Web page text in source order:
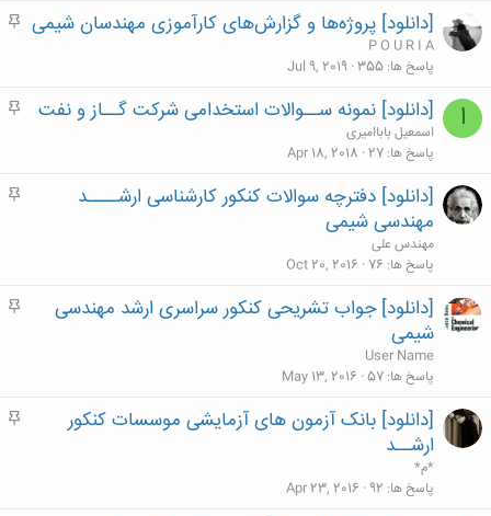
م
[دانلود] پروژه‌ها و گزارش‌های کارآموزی مهندسان شیمی
P O U R I A
پاسخ ها 355
Jul 9, 2019
ا
م
[دانلود] نمونه ســوالات استخدامی شرکت گــاز و نفت
اسمعیل باباامیری
پاسخ ها 27
Apr 18, 2018
م
[دانلود] دفترچه سوالات کنکور کارشناسی ارشــــد
مهندسی شیمی
مهندس علی
پاسخ ها 76
Oct 20, 2016
م
[دانلود] جواب تشریحی کنکور سراسری ارشد مهندسی
شیمی
User Name
پاسخ ها 57
May 13, 2016
م
[دانلود] بانک آزمون های آزمایشی موسسات کنکور
ارشــد
*م*
پاسخ ها 92
Apr 23, 2016